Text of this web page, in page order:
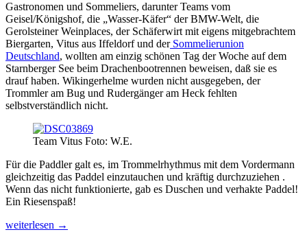
Gastronomen und Sommeliers, darunter Teams vom
Geisel/Königshof, die „Wasser-Käfer“ der BMW-Welt, die
Gerolsteiner Weinplaces, der Schäferwirt mit eigens mitgebrachtem
Biergarten, Vitus aus Iffeldorf und derSommelierunion
Deutschland, wollten am einzig schönen Tag der Woche auf dem
Starnberger See beim Drachenbootrennen beweisen, daß sie es
drauf haben. Wikingerhelme wurden nicht ausgegeben, der
Trommler am Bug und Rudergänger am Heck fehlten
selbstverständlich nicht.
Team Vitus Foto: W.E.
Für die Paddler galt es, im Trommelrhythmus mit dem Vordermann
gleichzeitig das Paddel einzutauchen und kräftig durchzuziehen .
Wenn das nicht funktionierte, gab es Duschen und verhakte Paddel!
Ein Riesenspaß!
Harmonie
weiterlesen →